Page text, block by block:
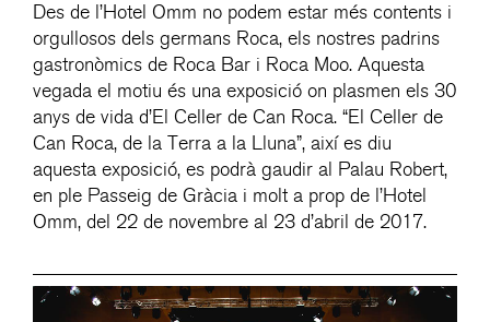
Des de l’Hotel Omm no podem estar més contents i
orgullosos dels germans Roca, els nostres padrins
gastronòmics de Roca Bar i Roca Moo. Aquesta
vegada el motiu és una exposició on plasmen els 30
anys de vida d’El Celler de Can Roca. “El Celler de
Can Roca, de la Terra a la Lluna”, així es diu
aquesta exposició, es podrà gaudir al Palau Robert,
en ple Passeig de Gràcia i molt a prop de l’Hotel
Omm, del 22 de novembre al 23 d’abril de 2017.